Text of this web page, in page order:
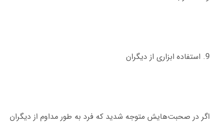
9. استفاده ابزاری از دیگران
اگر در صحبت‌هایش متوجه شدید که فرد به طور مداوم از دیگران